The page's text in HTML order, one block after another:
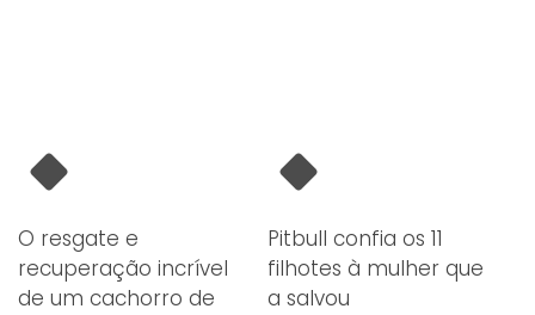
O resgate e
recuperação incrível
de um cachorro de
Pitbull confia os 11
filhotes à mulher que
a salvou